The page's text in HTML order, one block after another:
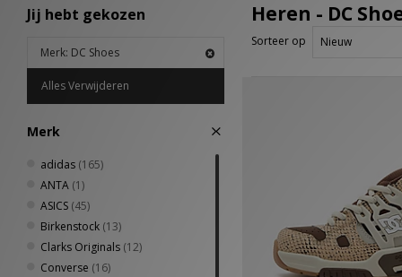
Jij hebt gekozen
Merk: DC Shoes
Alles Verwijderen
Merk
adidas (165)
ANTA (1)
ASICS (45)
Birkenstock (13)
Clarks Originals (12)
Converse (16)
Heren - DC
Sorteer op